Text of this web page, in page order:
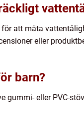
att mäta
eller
barn?
eller PVC-